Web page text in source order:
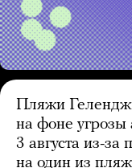
Пляжи
на фоне угрозы
3 августа из-за
на один из